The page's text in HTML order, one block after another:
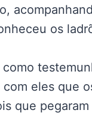
os
com eles que
que